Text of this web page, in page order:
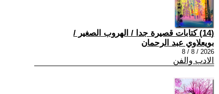
(14) كتابات قصيرة جدا / الهروب الصغير /
بويعلاوي عبد الرحمان
2026 / 8 / 8
الادب والفن